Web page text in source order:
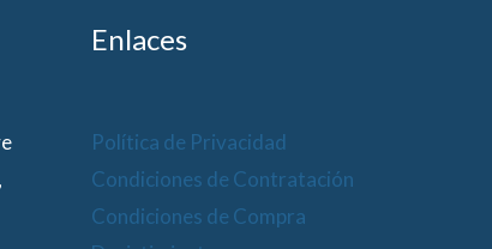
Enlaces
Política de Privacidad
Condiciones de Contratación
Condiciones de Compra